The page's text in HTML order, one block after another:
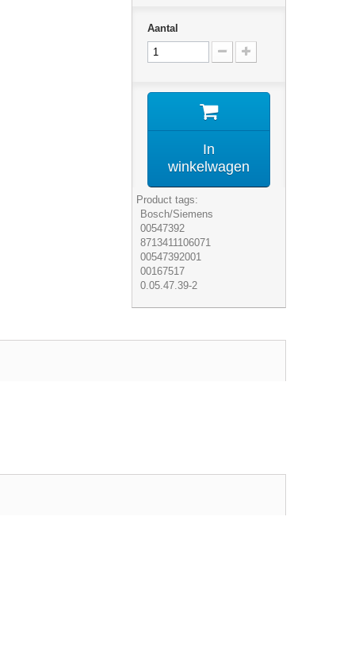
Aantal
In
winkelwagen
Product tags:
Bosch/Siemens
00547392
8713411106071
00547392001
00167517
0.05.47.39-2